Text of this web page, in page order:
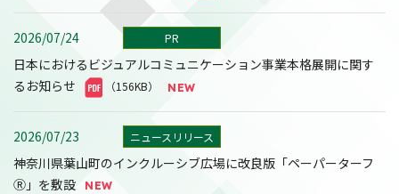
2026/07/24 PR
日本におけるビジュアルコミュニケーション事業本格展開に関す
るお知らせ
（156KB）
2026/07/23 ニュースリリース
神奈川県葉山町のインクルーシブ広場に改良版「ペーパーターフ
Ⓡ」を敷設